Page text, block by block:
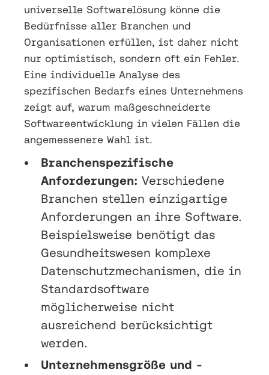
universelle Softwarelösung könne die
Bedürfnisse aller Branchen und
Organisationen erfüllen, ist daher nicht
nur optimistisch, sondern oft ein Fehler.
Eine individuelle Analyse des
spezifischen Bedarfs eines Unternehmens
zeigt auf, warum maßgeschneiderte
Softwareentwicklung in vielen Fällen die
angemessenere Wahl ist.
Branchenspezifische
Anforderungen: Verschiedene
Branchen stellen einzigartige
Anforderungen an ihre Software.
Beispielsweise benötigt das
Gesundheitswesen komplexe
Datenschutzmechanismen, die in
Standardsoftware
möglicherweise nicht
ausreichend berücksichtigt
werden.
Unternehmensgröße und -